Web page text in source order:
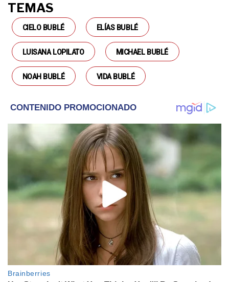
TEMAS
CIELO BUBLÉ ELÍAS BUBLÉ
LUISANA LOPILATO MICHAEL BUBLÉ
NOAH BUBLÉ VIDA BUBLÉ